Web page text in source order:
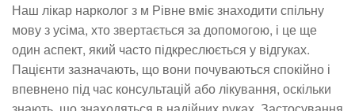
Наш лікар нарколог з м Рівне вміє знаходити спільну
мову з усіма, хто звертається за допомогою, і це ще
один аспект, який часто підкреслюється у відгуках.
Пацієнти зазначають, що вони почуваються спокійно і
впевнено під час консультацій або лікування, оскільки